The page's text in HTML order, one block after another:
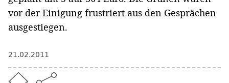
vor der Einigung frustriert aus den Gesprächen
ausgestiegen.
21.02.2011